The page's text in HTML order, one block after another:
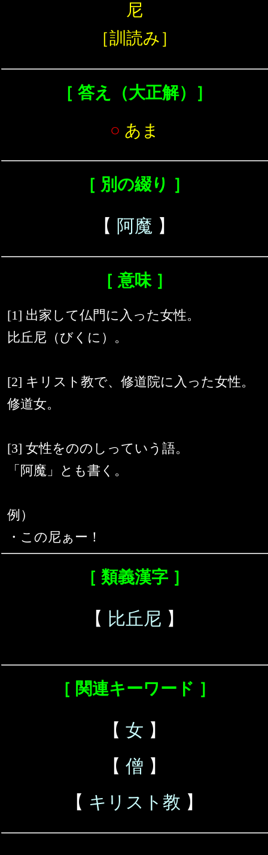
尼
［訓読み］
［ 答え（大正解）］
○ あま
［ 別の綴り ］
【 阿魔 】
［ 意味 ］
[1] 出家して仏門に入った女性。
比丘尼（びくに）。
[2] キリスト教で、修道院に入った女性。
修道女。
[3] 女性をののしっていう語。
「阿魔」とも書く。
例）
・この尼ぁー！
［ 類義漢字 ］
【 比丘尼 】
［ 関連キーワード ］
【 女 】
【 僧 】
【 キリスト教 】